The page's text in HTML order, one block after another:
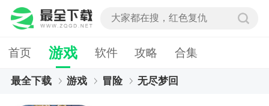
首页 游戏 软件 攻略 合集
最全下载 游戏 冒险 无尽梦回